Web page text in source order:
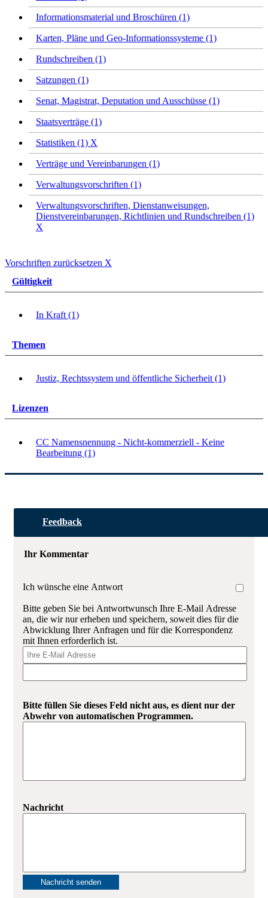
Informationsmaterial und Broschüren (1)
Karten, Pläne und Geo-Informationssysteme (1)
Rundschreiben (1)
Satzungen (1)
Senat, Magistrat, Deputation und Ausschüsse (1)
Staatsverträge (1)
Statistiken (1) X
Verträge und Vereinbarungen (1)
Verwaltungsvorschriften (1)
Verwaltungsvorschriften, Dienstanweisungen,
Dienstvereinbarungen, Richtlinien und Rundschreiben (1)
X
Vorschriften zurücksetzen X
Gültigkeit
In Kraft (1)
Themen
Justiz, Rechtssystem und öffentliche Sicherheit (1)
Lizenzen
CC Namensnennung - Nicht-kommerziell - Keine
Bearbeitung (1)
Feedback
Ihr Kommentar
Ich wünsche eine Antwort
Bitte geben Sie bei Antwortwunsch Ihre E-Mail Adresse
an, die wir nur erheben und speichern, soweit dies für die
Abwicklung Ihrer Anfragen und für die Korrespondenz
mit Ihnen erforderlich ist.
Bitte füllen Sie dieses Feld nicht aus, es dient nur der
Abwehr von automatischen Programmen.
Nachricht